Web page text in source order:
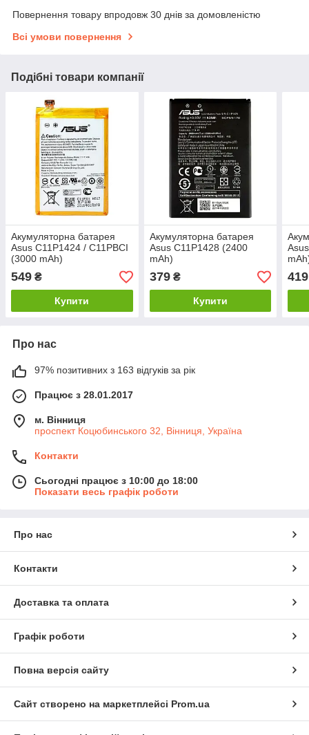
Повернення товару впродовж 30 днів за домовленістю
Всі умови повернення
Подібні товари компанії
Акумуляторна батарея
Asus C11P1424 / C11PBCI
(3000 mAh)
549 ₴
Купити
Акумуляторна батарея
Asus C11P1428 (2400
mAh)
379₴
Купити
419
Про нас
97% позитивних з 163 відгуків за рік
Працює з 28.01.2017
м. Вінниця
проспект Коцюбинського 32, Вінниця, Україна
Контакти
Сьогодні працює з 10:00 до 18:00
Показати весь графік роботи
Про нас
Контакти
Доставка та оплата
Графік роботи
Повна версія сайту
Сайт створено на маркетплейсі Prom.ua